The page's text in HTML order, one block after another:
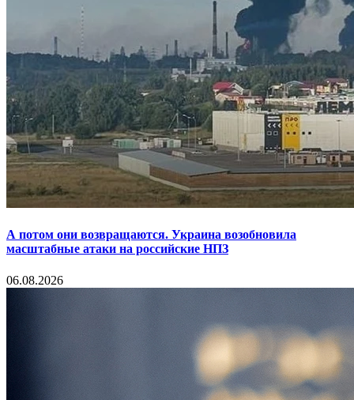
А потом они возвращаются. Украина возобновила
масштабные атаки на российские НПЗ
06.08.2026